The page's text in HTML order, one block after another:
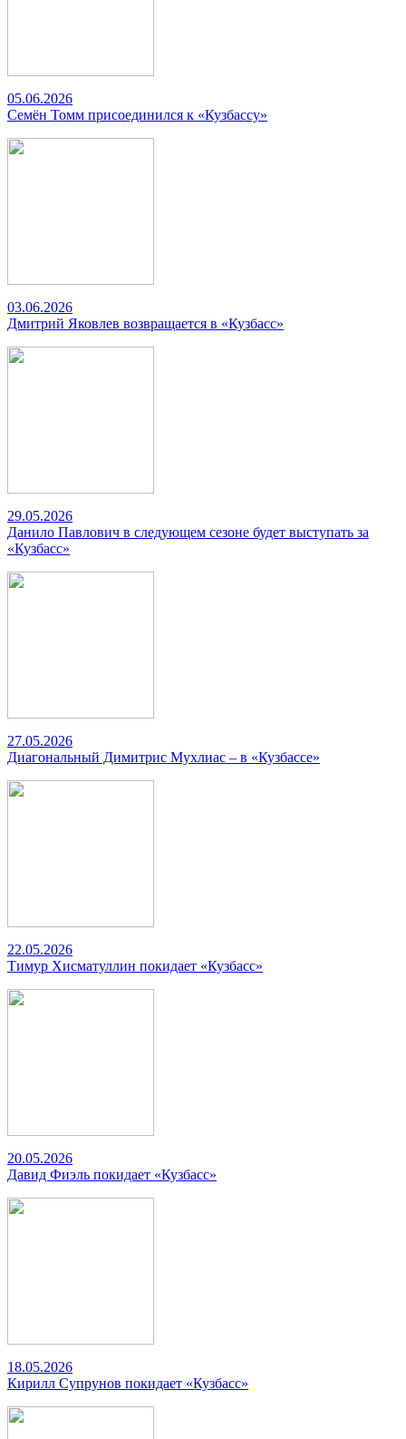
05.06.2026
Семён Томм присоединился к «Кузбассу»
03.06.2026
Дмитрий Яковлев возвращается в «Кузбасс»
29.05.2026
Данило Павлович в следующем сезоне будет выступать за
«Кузбасс»
27.05.2026
Диагональный Димитрис Мухлиас – в «Кузбассе»
22.05.2026
Тимур Хисматуллин покидает «Кузбасс»
20.05.2026
Давид Фиэль покидает «Кузбасс»
18.05.2026
Кирилл Супрунов покидает «Кузбасс»